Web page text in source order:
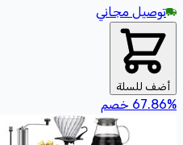
توصيل مجاني
أضف للسلة
67.86% خصم